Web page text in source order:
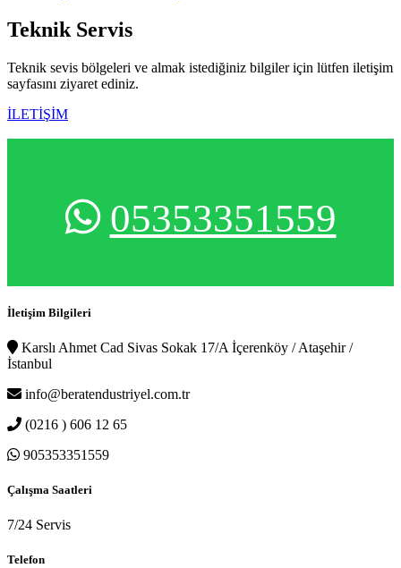
Teknik Servis
Teknik sevis bölgeleri ve almak istediğiniz bilgiler için lütfen iletişim
sayfasını ziyaret ediniz.
İLETİŞİM
05353351559
İletişim Bilgileri
Karslı Ahmet Cad Sivas Sokak 17/A İçerenköy / Ataşehir /
İstanbul
info@beratendustriyel.com.tr
(0216 ) 606 12 65
905353351559
Çalışma Saatleri
7/24 Servis
Telefon